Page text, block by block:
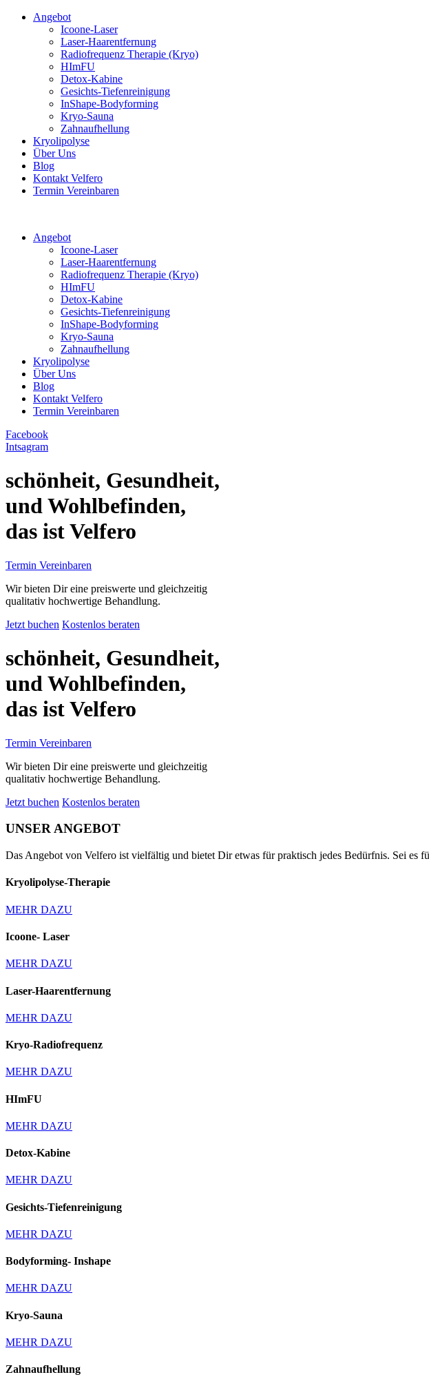
Angebot
Icoone-Laser
Laser-Haarentfernung
Radiofrequenz Therapie (Kryo)
HImFU
Detox-Kabine
Gesichts-Tiefenreinigung
InShape-Bodyforming
Kryo-Sauna
Zahnaufhellung
Kryolipolyse
Über Uns
Blog
Kontakt Velfero
Termin Vereinbaren
Angebot
Icoone-Laser
Laser-Haarentfernung
Radiofrequenz Therapie (Kryo)
HImFU
Detox-Kabine
Gesichts-Tiefenreinigung
InShape-Bodyforming
Kryo-Sauna
Zahnaufhellung
Kryolipolyse
Über Uns
Blog
Kontakt Velfero
Termin Vereinbaren
Facebook
Intsagram
schönheit, Gesundheit,
undWohlbefinden,
das ist Velfero
Termin Vereinbaren
Wir bieten Dir eine preiswerte und gleichzeitig
qualitativ hochwertige Behandlung.
Jetzt buchen Kostenlos beraten
schönheit, Gesundheit,
undWohlbefinden,
das ist Velfero
Termin Vereinbaren
Wir bieten Dir eine preiswerte und gleichzeitig
qualitativ hochwertige Behandlung.
Jetzt buchen Kostenlos beraten
UNSERANGEBOT
Das Angebot von Velfero ist vielfältig und bietet Dir etwas für praktisch jedes Bedürfnis. Sei es
Kryolipolyse-Therapie
MEHR DAZU
Icoone- Laser
MEHR DAZU
Laser-Haarentfernung
MEHR DAZU
Kryo-Radiofrequenz
MEHR DAZU
HImFU
MEHR DAZU
Detox-Kabine
MEHR DAZU
Gesichts-Tiefenreinigung
MEHR DAZU
Bodyforming- Inshape
MEHR DAZU
Kryo-Sauna
MEHR DAZU
Zahnaufhellung